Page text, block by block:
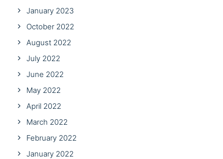
January 2023
October 2022
August 2022
July 2022
June 2022
May 2022
April 2022
March 2022
February 2022
January 2022